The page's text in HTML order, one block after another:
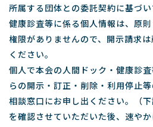
所属する団体との委託契約に基づ
健康診査等に係る個人情報は、原
権限がありませんので、開示請求
ください。
個人で本会の人間ドック・健康診
らの開示・訂正・削除・利用停止
相談窓口にお申し出ください。（
を確認させていただいた後、速やか